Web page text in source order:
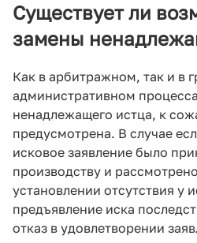
Существует ли
замены
Как в арбитражном, так и в
административном
ненадлежащего истца, к
предусмотрена. В случае
исковое заявление было
производству и
установлении отсутствия у
предъявление иска
отказ в удовлетворении